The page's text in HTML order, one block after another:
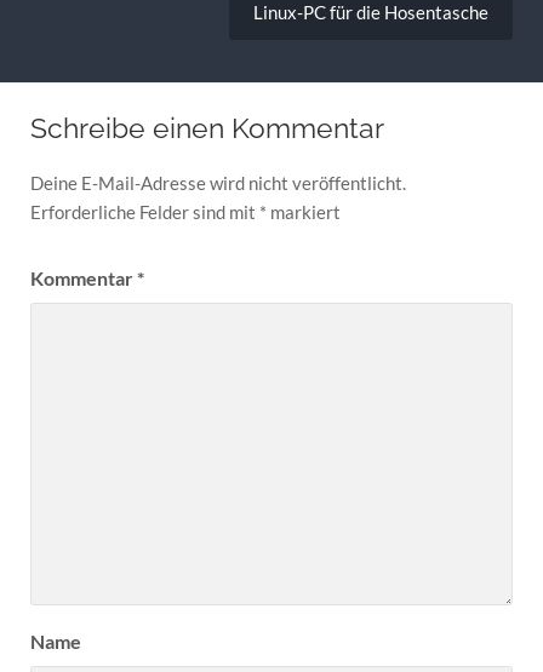
Linux-PC für die Hosentasche
Schreibe einen Kommentar
Deine E-Mail-Adresse wird nicht veröffentlicht.
Erforderliche Felder sind mit * markiert
Kommentar*
Name